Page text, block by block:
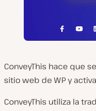
ConveyThis hace que
sitio web de WP y
ConveyThis utiliza la